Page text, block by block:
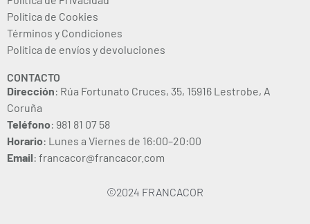
Política de Cookies
Términos y Condiciones
Política de envíos y devoluciones
CONTACTO
Dirección: Rúa Fortunato Cruces, 35, 15916 Lestrobe, A
Coruña
Teléfono: 981 81 07 58
Horario: Lunes a Viernes de 16:00–20:00
Email: francacor@francacor.com
©2024 FRANCACOR